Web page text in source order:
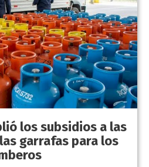
los subsidios a las
garrafas para los